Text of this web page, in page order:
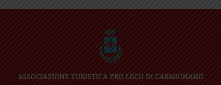
ASSOCIAZIONE TURISTICA PRO LOCO DI CARMIGNANO